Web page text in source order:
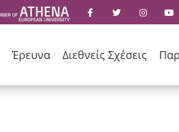
Έρευνα Διεθνείς Σχέσεις